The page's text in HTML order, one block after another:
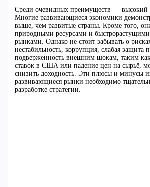
Среди очевидных преимуществ — высокий
Многие развивающиеся экономики
выше, чем развитые страны. Кроме того,
природными ресурсами и
рынками. Однако не стоит забывать о
нестабильность, коррупция, слабая защита
подверженность внешним шокам, таким
ставок в США или падение цен на сырьё,
снизить доходность. Эти плюсы и минусы
развивающиеся рынки необходимо
разработке стратегии.